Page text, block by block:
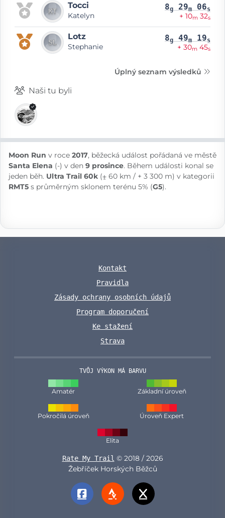
Tocci
Katelyn
8g 29m 06s
+ 10m 32s
Lotz
Stephanie
8g 49m 19s
+ 30m 45s
Úplný seznam výsledků
Naši tu byli
Moon Run v roce 2017, běžecká událost pořádaná ve městě
Santa Elena (-) v den 9 prosince. Během události konal se
jeden běh. Ultra Trail 60k (⨦ 60 km / + 3 300 m) v kategorii
RMT5 s průměrným sklonem terénu 5% (G5).
Kontakt
Pravidla
Zásady ochrany osobních údajů
Program doporučení
Ke stažení
Strava
TVŮJ VÝKON MÁ BARVU
Amatér Základní úroveň
Pokročilá úroveň Úroveň Expert
Elita
Rate My Trail © 2018 / 2026
Žebříček Horských Běžců